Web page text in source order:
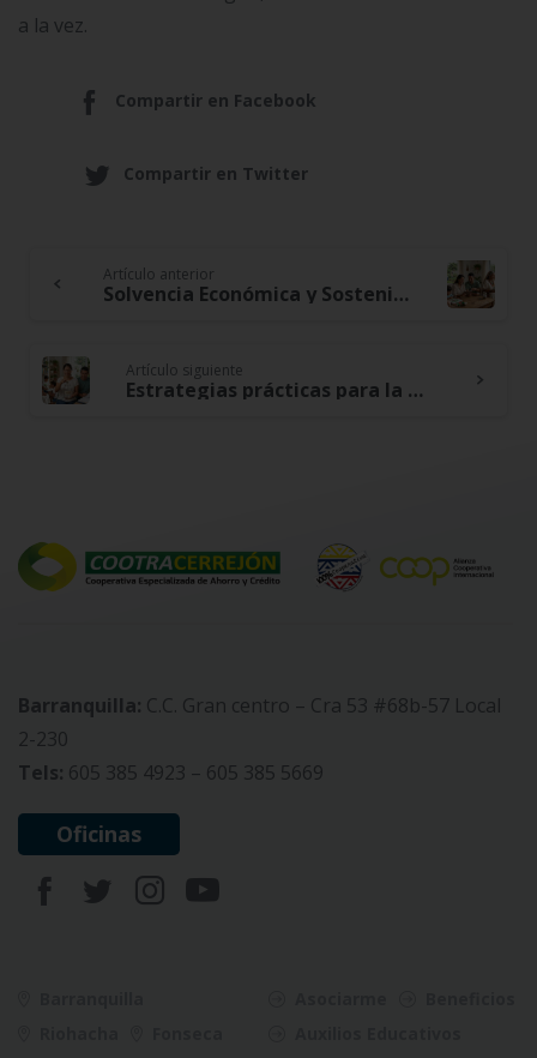
a la vez.
Compartir en Facebook
Compartir en Twitter
Continue
Reading
Artículo anterior
Solvencia Económica y Sostenibilidad: Nuevas Estrategias en Tus Finanzas para un Futuro Sostenible
Artículo siguiente
Estrategias prácticas para la gestión emocional en tiempos de incertidumbre
Barranquilla: C.C. Gran centro – Cra 53 #68b-57 Local
2-230
Tels: 605 385 4923 – 605 385 5669
Oficinas